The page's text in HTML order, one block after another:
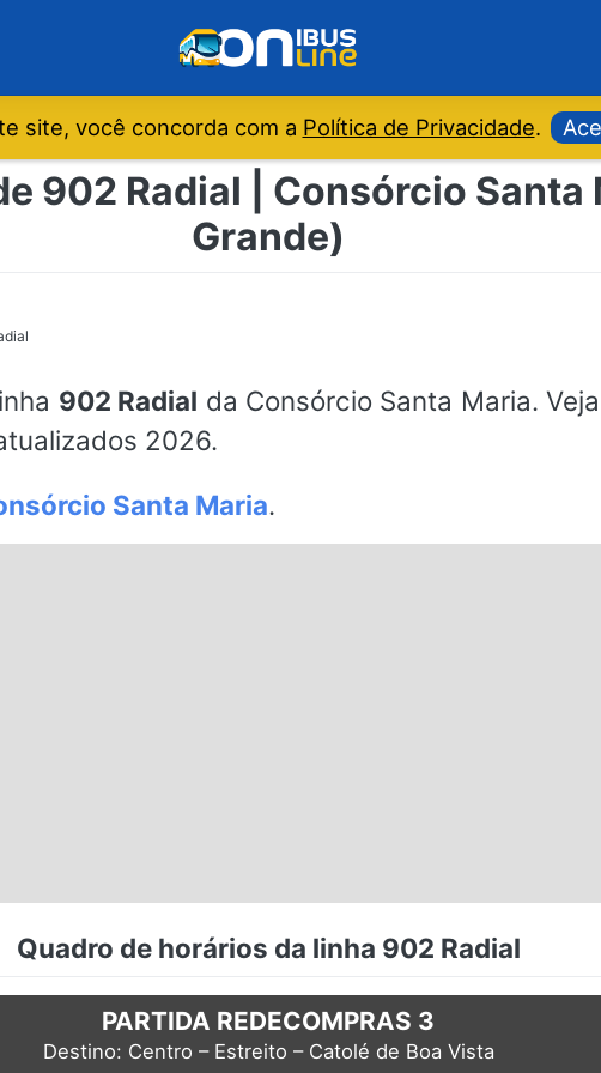
site, você concorda com a Política de Privacidade.
902 Radial | Consórcio Santa
Grande)
902 Radial da Consórcio Santa Maria.
2026.
Santa Maria.
Quadro de horários da linha 902 Radial
PARTIDA REDECOMPRAS 3
Destino: Centro – Estreito – Catolé de Boa Vista